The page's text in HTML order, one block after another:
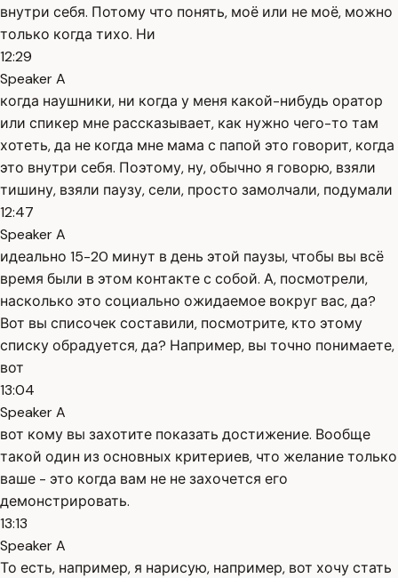
внутри себя. Потому что понять, моё или не моё, можно
только когда тихо. Ни
12:29
Speaker A
когда наушники, ни когда у меня какой-нибудь оратор
или спикер мне рассказывает, как нужно чего-то там
хотеть, да не когда мне мама с папой это говорит, когда
это внутри себя. Поэтому, ну, обычно я говорю, взяли
тишину, взяли паузу, сели, просто замолчали, подумали
12:47
Speaker A
идеально 15-20 минут в день этой паузы, чтобы вы всё
время были в этом контакте с собой. А, посмотрели,
насколько это социально ожидаемое вокруг вас, да?
Вот вы списочек составили, посмотрите, кто этому
списку обрадуется, да? Например, вы точно понимаете,
вот
13:04
Speaker A
вот кому вы захотите показать достижение. Вообще
такой один из основных критериев, что желание только
ваше - это когда вам не не захочется его
демонстрировать.
13:13
Speaker A
То есть, например, я нарисую, например, вот хочу стать